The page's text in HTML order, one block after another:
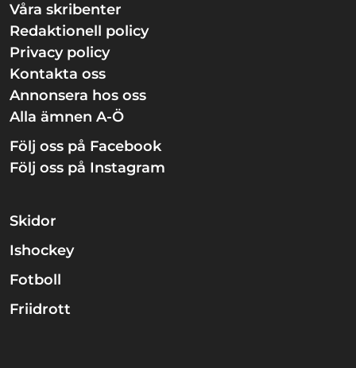
Våra skribenter
Redaktionell policy
Privacy policy
Kontakta oss
Annonsera hos oss
Alla ämnen A-Ö
Följ oss på Facebook
Följ oss på Instagram
Skidor
Ishockey
Fotboll
Friidrott